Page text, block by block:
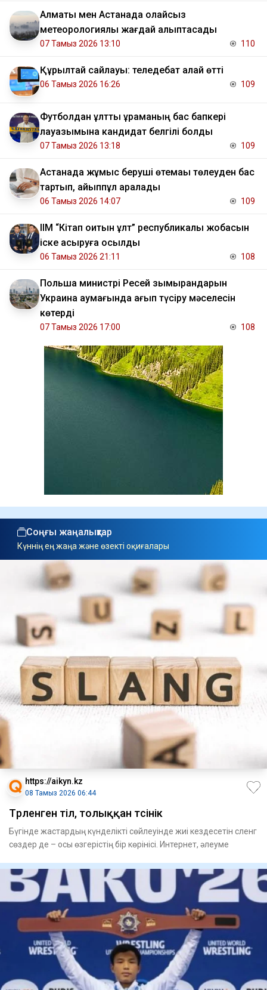
Алматы мен Астанада қолайсыз
метеорологиялық жағдай қалыптасады
07 Тамыз 2026 13:10 110
Құрылтай сайлауы: теледебат қалай өтті
06 Тамыз 2026 16:26 109
Футболдан ұлттық құраманың бас бапкері
лауазымына кандидат белгілі болды
07 Тамыз 2026 13:18 109
Астанада жұмыс беруші өтемақы төлеуден бас
тартып, айыппұл арқалады
06 Тамыз 2026 14:07 109
ІІМ “Кітап оқитын ұлт” республикалық жобасын
іске асыруға қосылды
06 Тамыз 2026 21:11 108
Польша министрі Ресей зымырандарын
Украина аумағында қағып түсіру мәселесін
көтерді
07 Тамыз 2026 17:00 108
Соңғы жаңалықтар
Күннің ең жаңа және өзекті оқиғалары
https://aikyn.kz
08 Тамыз 2026 06:44
Түрленген тіл, толыққан түсінік
Бүгінде жастардың күнделікті сөйлеуінде жиі кездесетін сленг
сөздер де – осы өзгерістің бір көрінісі. Интернет, әлеуме